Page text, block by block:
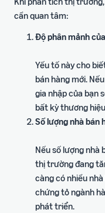
trong hành trình bán hàng
ích
cần quan tâm:
Độ phân mảnh
Yếu tố này cho
bán hàng mới.
gia nhập của bạn
bất kỳ thương
Số lượng nhà bán
Nếu số lượng nhà
thị trường đang
càng có nhiều
chứng tỏ ngành
phát triển.